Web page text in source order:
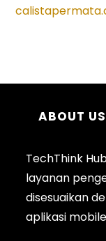
ABOUT US
TechThink
layanan
disesuaikan
aplikasi